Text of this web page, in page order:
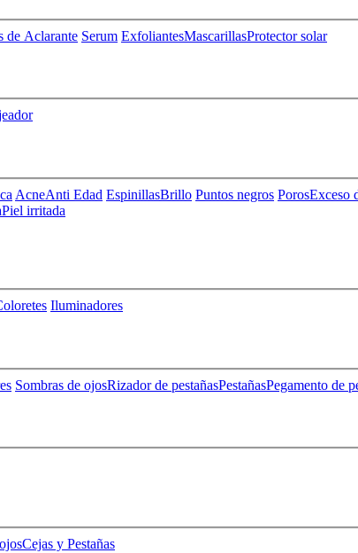
de Aclarante Serum ExfoliantesMascarillasProtector solar
AcneAnti Edad EspinillasBrillo Puntos negros PorosExceso
Piel irritada
Iluminadores
Sombras de ojosRizador de pestañasPestañasPegamento de
Cejas y Pestañas